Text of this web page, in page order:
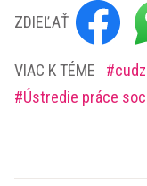
ZDIEĽAŤ
VIAC K TÉME
Ústredie práce